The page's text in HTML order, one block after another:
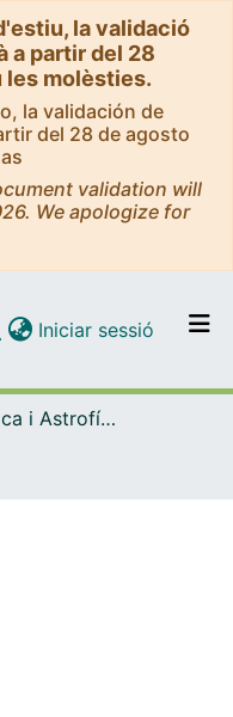
la validació
a partir del 28
les molèsties.
la validación de
del 28 de agosto
validation will
We apologize for
per tot el DD
Iniciar sessió (current)
Física Quàntica i Astrofísica